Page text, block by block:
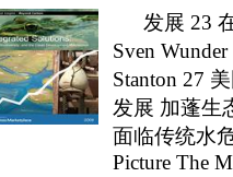
发展 23
Sven
Stanton 27
发展 加蓬生
面临传统水
Picture The